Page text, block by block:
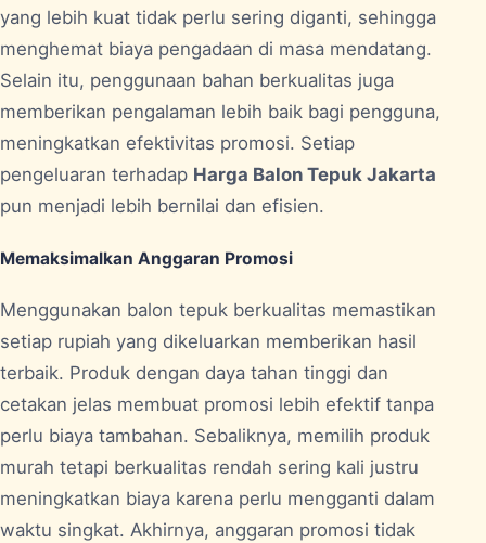
yang lebih kuat tidak perlu sering diganti, sehingga
menghemat biaya pengadaan di masa mendatang.
Selain itu, penggunaan bahan berkualitas juga
memberikan pengalaman lebih baik bagi pengguna,
meningkatkan efektivitas promosi. Setiap
pengeluaran terhadap Harga Balon Tepuk Jakarta
pun menjadi lebih bernilai dan efisien.
Memaksimalkan Anggaran Promosi
Menggunakan balon tepuk berkualitas memastikan
setiap rupiah yang dikeluarkan memberikan hasil
terbaik. Produk dengan daya tahan tinggi dan
cetakan jelas membuat promosi lebih efektif tanpa
perlu biaya tambahan. Sebaliknya, memilih produk
murah tetapi berkualitas rendah sering kali justru
meningkatkan biaya karena perlu mengganti dalam
waktu singkat. Akhirnya, anggaran promosi tidak